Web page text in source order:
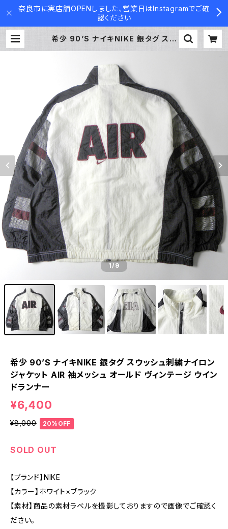
奈良市に実店舗OPENしました、営業日はInstagramでご確
認ください
希少 90’S ナイキNIKE 銀タグ スウ
ンドランナー | Used Clothing Co
ntainer
1/9
希少 90’S ナイキNIKE 銀タグ スウッシュ刺繍ナイロン
ジャケット AIR 袖メッシュ オールド ヴィンテージ ウイン
ドランナー
¥6,400
¥8,000 20%OFF
SOLD OUT
【ブランド】NIKE
【カラー】ホワイト×ブラック
【素材】商品の素材ラベルを撮影しておりますので画像でご確認く
ださい。